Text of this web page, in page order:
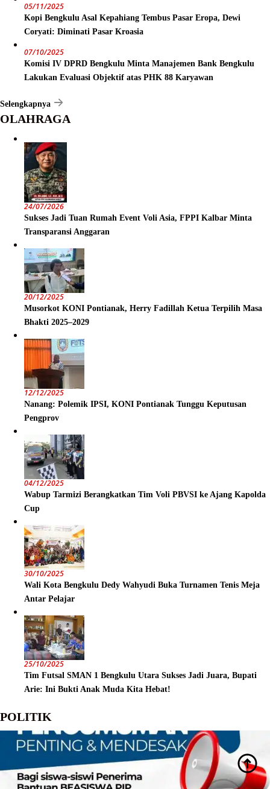
05/11/2025
Kopi Bengkulu Asal Kepahiang Tembus Pasar Eropa, Dewi
Coryati: Diminati Pasar Kroasia
07/10/2025
Komisi IV DPRD Bengkulu Minta Manajemen Bank Bengkulu
Lakukan Evaluasi Objektif atas PHK 88 Karyawan
Selengkapnya
OLAHRAGA
24/07/2026
Sukses Jadi Tuan Rumah Event Voli Asia, FPPI Kalbar Minta
Transparansi Anggaran
20/12/2025
Musorkot KONI Pontianak, Herry Fadillah Ketua Terpilih Masa
Bhakti 2025–2029
12/12/2025
Nanang: Polemik IPSI, KONI Pontianak Tunggu Keputusan
Pengprov
04/12/2025
Wabup Tarmizi Berangkatkan Tim Voli PBVSI ke Ajang Kapolda
Cup
30/10/2025
Wali Kota Bengkulu Dedy Wahyudi Buka Turnamen Tenis Meja
Antar Pelajar
25/10/2025
Tim Futsal SMAN 1 Bengkulu Utara Sukses Jadi Juara, Bupati
Arie: Ini Bukti Anak Muda Kita Hebat!
POLITIK